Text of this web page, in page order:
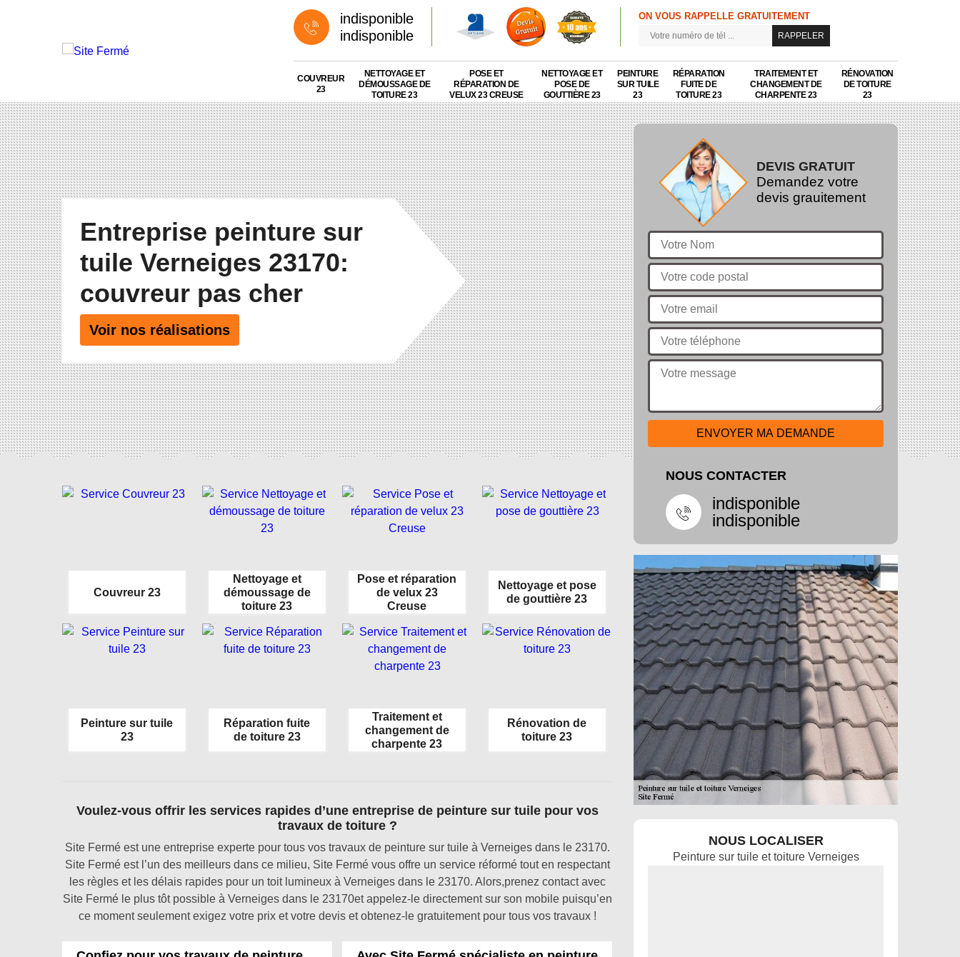
indisponible
indisponible
ON VOUS RAPPELLE GRATUITEMENT
COUVREUR
23
NETTOYAGE ET
DÉMOUSSAGE DE
TOITURE 23
POSE ET
RÉPARATION DE
VELUX 23 CREUSE
NETTOYAGE ET
POSE DE
GOUTTIÈRE 23
PEINTURE
SUR TUILE
23
RÉPARATION
FUITE DE
TOITURE 23
TRAITEMENT ET
CHANGEMENT DE
CHARPENTE 23
RÉNOVATION
DE TOITURE
23
Entreprise peinture sur
tuile Verneiges 23170:
couvreur pas cher
Voir nos réalisations
Couvreur 23
Nettoyage et
démoussage de
toiture 23
Pose et réparation
de velux 23
Creuse
Nettoyage et pose
de gouttière 23
Peinture sur tuile
23
Réparation fuite
de toiture 23
Traitement et
changement de
charpente 23
Rénovation de
toiture 23
Voulez-vous offrir les services rapides d’une entreprise de peinture sur tuile pour vos
travaux de toiture ?
Site Fermé est une entreprise experte pour tous vos travaux de peinture sur tuile à Verneiges dans le 23170.
Site Fermé est l’un des meilleurs dans ce milieu, Site Fermé vous offre un service réformé tout en respectant
les règles et les délais rapides pour un toit lumineux à Verneiges dans le 23170. Alors,prenez contact avec
Site Fermé le plus tôt possible à Verneiges dans le 23170et appelez-le directement sur son mobile puisqu’en
ce moment seulement exigez votre prix et votre devis et obtenez-le gratuitement pour tous vos travaux !
DEVIS GRATUIT
Demandez votre
devis grauitement
NOUS CONTACTER
indisponible
indisponible
NOUS LOCALISER
Peinture sur tuile et toiture Verneiges